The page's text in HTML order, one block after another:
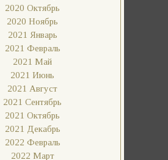
2020 Октябрь
2020 Ноябрь
2021 Январь
2021 Февраль
2021 Май
2021 Июнь
2021 Август
2021 Сентябрь
2021 Октябрь
2021 Декабрь
2022 Февраль
2022 Март